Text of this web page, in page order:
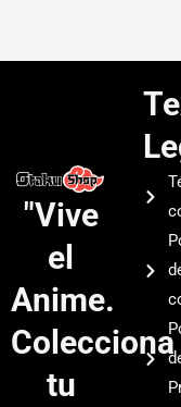
"Vive
el
Anime.
Colecciona
tu